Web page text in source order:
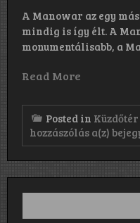
A Manowar az egy
mindig is így élt. A
monumentálisabb, a
Read More
Posted in Küzdőtér
hozzászólás a(z)
–